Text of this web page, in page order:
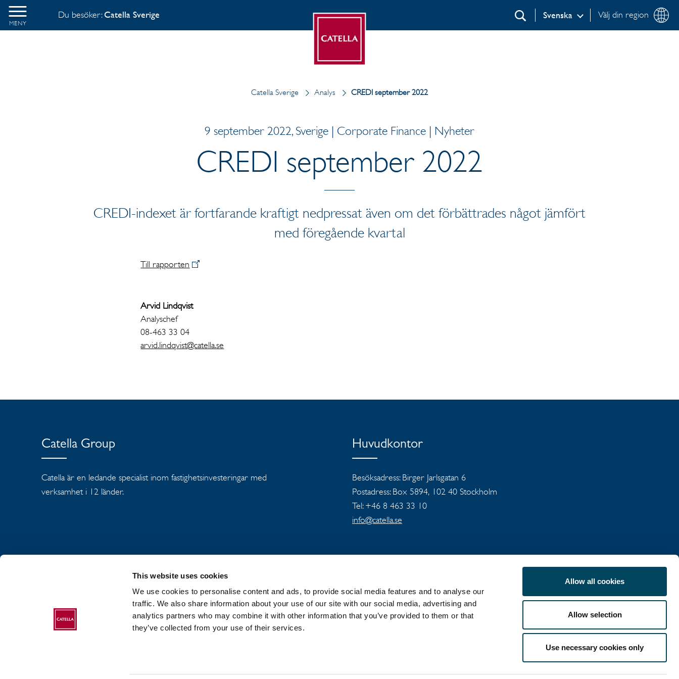
This website uses cookies
We use cookies to personalise content and ads, to provide social media features and to analyse our
traffic. We also share information about your use of our site with our social media, advertising and
analytics partners who may combine it with other information that you’ve provided to them or that
they’ve collected from your use of their services.
Allow all cookies
Allow selection
Use necessary cookies only
MENY
Du besöker:Catella Sverige Välj din region
Svenska
Sök
Catella Sverige Analys CREDI september 2022
9 september 2022, Sverige | Corporate Finance | Nyheter
CREDI september 2022
CREDI-indexet är fortfarande kraftigt nedpressat även om det förbättrades något jämfört
med föregående kvartal
Till rapporten
Arvid Lindqvist
Analyschef
08-463 33 04
arvid.lindqvist@catella.se
Catella Group
Catella är en ledande specialist inom fastighetsinvesteringar med
verksamhet i 12 länder.
Huvudkontor
Besöksadress: Birger Jarlsgatan 6
Postadress: Box 5894, 102 40 Stockholm
Tel: +46 8 463 33 10
info@catella.se
OM CATELLA GROUP NYHETER OCH PRESSMEDDELANDEN
SEKRETESSPOLICY
COOKIEPOLICY
X
LinkedIn